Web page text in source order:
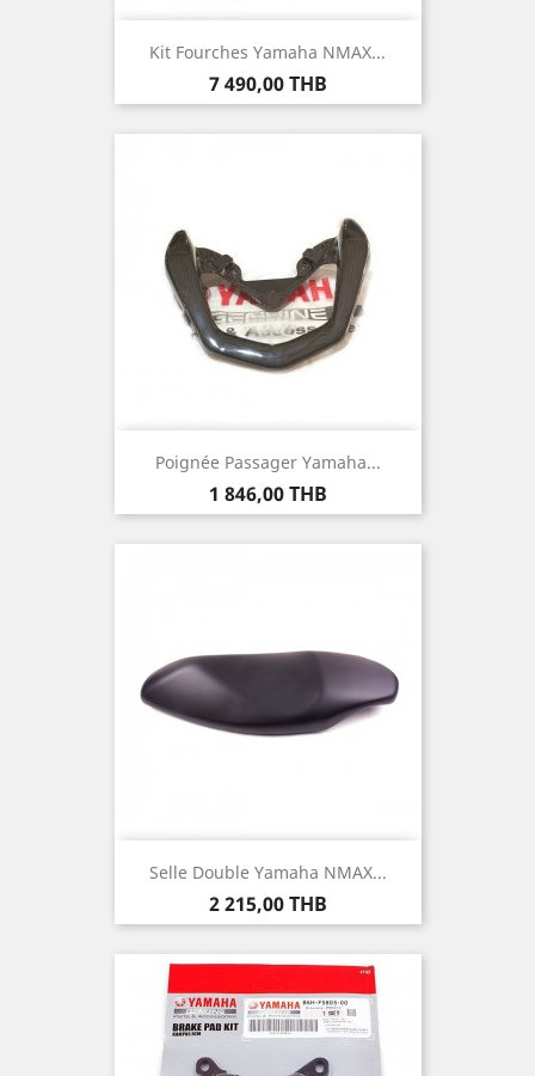
Kit Fourches Yamaha NMAX...
Prix
7 490,00 THB
Poignée Passager Yamaha...
Prix
1 846,00 THB
Selle Double Yamaha NMAX...
Prix
2 215,00 THB